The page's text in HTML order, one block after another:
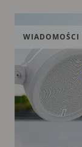
WIADOMOŚCI